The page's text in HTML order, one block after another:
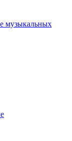
музыкальных